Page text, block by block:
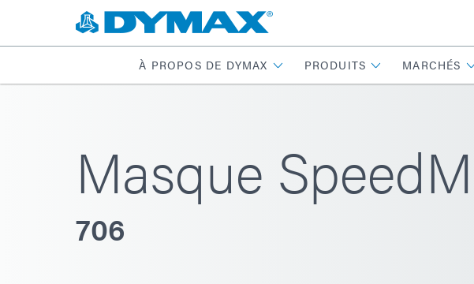
À PROPOS DE DYMAX PRODUITS MARCHÉS
Masque
706